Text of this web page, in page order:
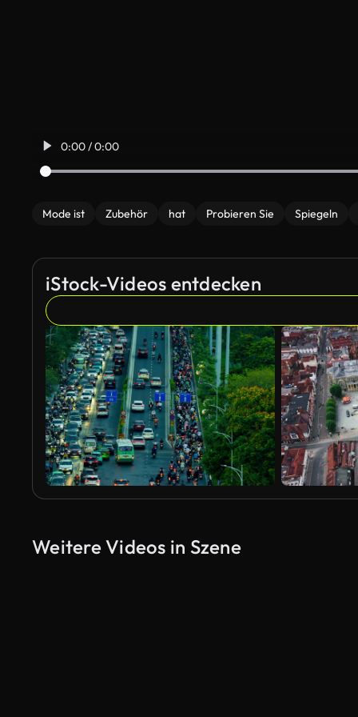
0:00 / 0:00
Mode ist Zubehör hat Probieren Sie Spiegeln
iStock-Videos entdecken
Weitere Videos in Szene